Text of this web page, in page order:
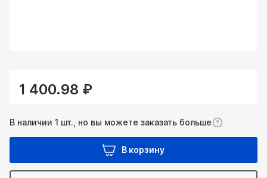
1 400.98 ₽
В наличии 1 шт., но вы можете заказать больше
В корзину